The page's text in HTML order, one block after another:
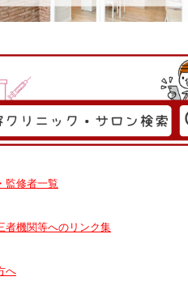
監修者一覧
者機関等へのリンク集
へ